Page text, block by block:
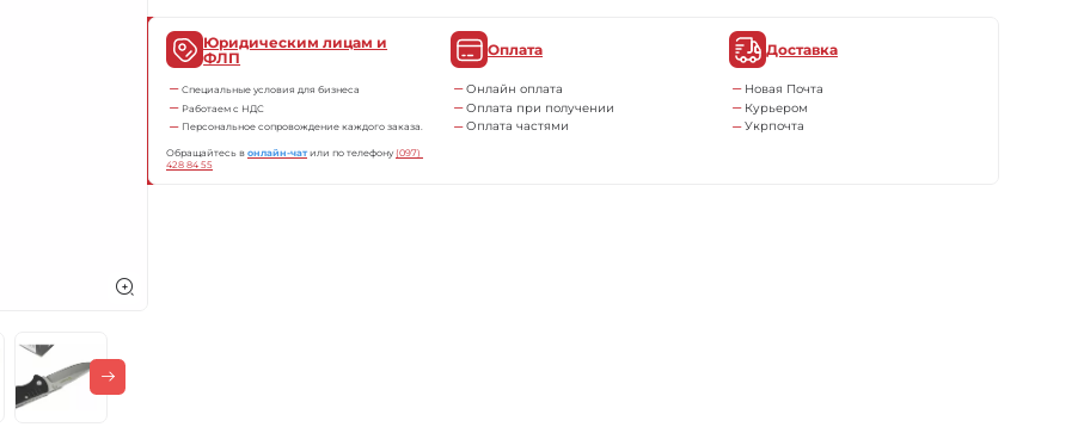
Юридическим лицам и
ФЛП
Специальные условия для бизнеса
Работаем с НДС
Персональное сопровождение каждого заказа.
Обращайтесь вонлайн-чатили по телефону(097)
428 84 55
Оплата
Онлайн оплата
Оплата при получении
Оплата частями
Доставка
Новая Почта
Курьером
Укрпочта